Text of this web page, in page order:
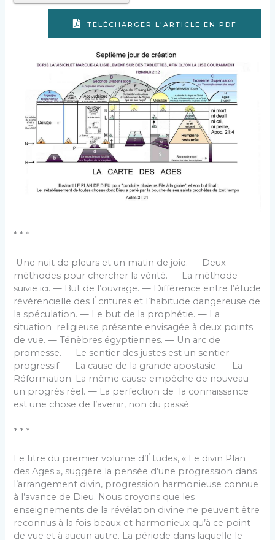
TÉLÉCHARGER L'ARTICLE EN PDF
* * *
Une nuit de pleurs et un matin de joie. — Deux
méthodes pour chercher la vérité. — La méthode
suivie ici. — But de l’ouvrage. — Différence entre l’étude
révérencielle des Écritures et l’habitude dangereuse de
la spéculation. — Le but de la prophétie. — La
situation religieuse présente envisagée à deux points
de vue. — Ténèbres égyptiennes. — Un arc de
promesse. — Le sentier des justes est un sentier
progressif. — La cause de la grande apostasie. — La
Réformation. La même cause empêche de nouveau
un progrès réel. — La perfection de la connaissance
est une chose de l’avenir, non du passé.
* * *
Le titre du premier volume d’Études, « Le divin Plan
des Ages », suggère la pensée d’une progression dans
l’arrangement divin, progression harmonieuse connue
à l’avance de Dieu. Nous croyons que les
enseignements de la révélation divine ne peuvent être
reconnus à la fois beaux et harmonieux qu’à ce point
de vue et à aucun autre. La période dans laquelle le